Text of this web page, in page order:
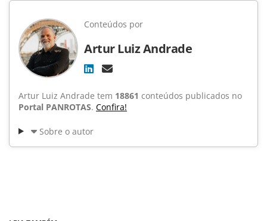
Conteúdos por
Artur Luiz Andrade
Artur Luiz Andrade tem 18861 conteúdos publicados no
Portal PANROTAS. Confira!
Sobre o autor